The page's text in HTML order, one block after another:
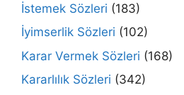
İstemek Sözleri (183)
İyimserlik Sözleri (102)
Karar Vermek Sözleri (168)
Kararlılık Sözleri (342)